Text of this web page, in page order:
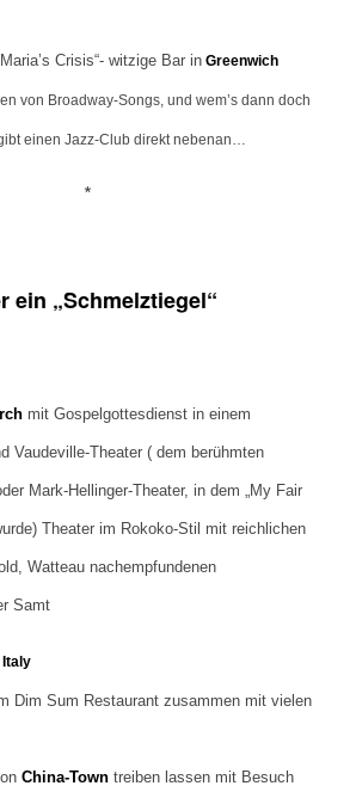
„Maria’s Crisis“- witzige Bar in Greenwich
von Broadway-Songs, und wem’s dann doch
einen Jazz-Club direkt nebenan…
*
ein „Schmelztiegel“
mit Gospelgottesdienst in einem
Vaudeville-Theater ( dem berühmten
Mark-Hellinger-Theater, in dem „My Fair
Theater im Rokoko-Stil mit reichlichen
Watteau nachempfundenen
Samt
Dim Sum Restaurant zusammen mit vielen
China-Towntreiben lassen mit Besuch